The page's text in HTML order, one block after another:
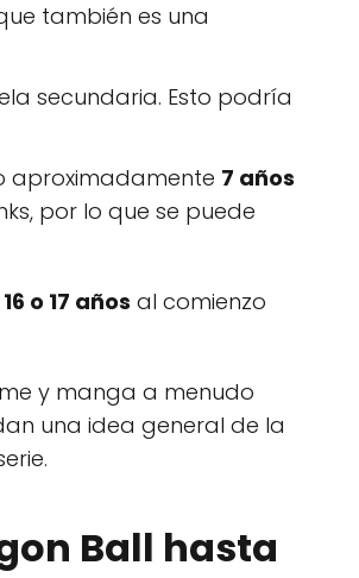
también es una
secundaria. Esto podría
aproximadamente 7 años
por lo que se puede
16 o 17 años al comienzo
y manga a menudo
una idea general de la
Ball hasta